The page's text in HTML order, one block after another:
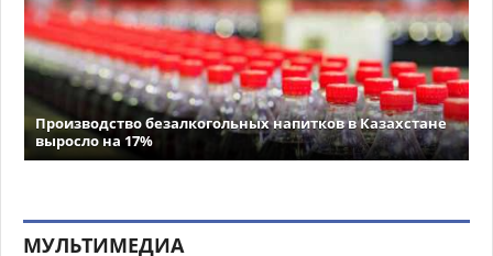
Производство безалкогольных напитков в Казахстане
выросло на 17%
МУЛЬТИМЕДИА